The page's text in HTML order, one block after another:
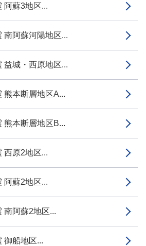
阿蘇3地区...
南阿蘇河陽地区...
益城・西原地区...
熊本断層地区A...
熊本断層地区B...
西原2地区...
阿蘇2地区...
南阿蘇2地区...
御船地区...